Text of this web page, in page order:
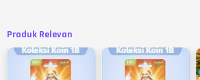
Produk Relevan